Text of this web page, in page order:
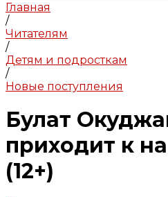
Главная
/
Читателям
/
Детям и подросткам
/
Новые поступления
Булат
приходит к
(12+)